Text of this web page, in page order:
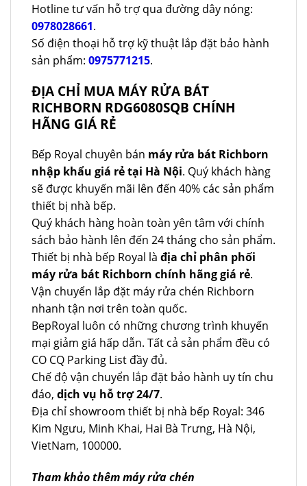
Hotline tư vấn hỗ trợ qua đường dây nóng:
0978028661.
Số điện thoại hỗ trợ kỹ thuật lắp đặt bảo hành
sản phẩm: 0975771215.
ĐỊA CHỈ MUA MÁY RỬA BÁT
RICHBORN RDG6080SQB CHÍNH
HÃNG GIÁ RẺ
Bếp Royal chuyên bán máy rửa bát Richborn
nhập khẩu giá rẻ tại Hà Nội. Quý khách hàng
sẽ được khuyến mãi lên đến 40% các sản phẩm
thiết bị nhà bếp.
Quý khách hàng hoàn toàn yên tâm với chính
sách bảo hành lên đến 24 tháng cho sản phẩm.
Thiết bị nhà bếp Royal là địa chỉ phân phối
máy rửa bát Richborn chính hãng giá rẻ.
Vận chuyển lắp đặt máy rửa chén Richborn
nhanh tận nơi trên toàn quốc.
BepRoyal luôn có những chương trình khuyến
mại giảm giá hấp dẫn. Tất cả sản phẩm đều có
CO CQ Parking List đầy đủ.
Chế độ vận chuyển lắp đặt bảo hành uy tín chu
đáo, dịch vụ hỗ trợ 24/7.
Địa chỉ showroom thiết bị nhà bếp Royal: 346
Kim Ngưu, Minh Khai, Hai Bà Trưng, Hà Nội,
VietNam, 100000.
Tham khảo thêm máy rửa chén